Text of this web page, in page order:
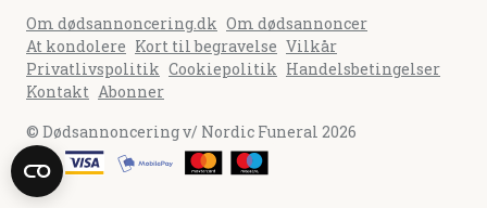
Om dødsannoncering.dk Om dødsannoncer
At kondolere Kort til begravelse Vilkår
Privatlivspolitik Cookiepolitik Handelsbetingelser
Kontakt Abonner
© Dødsannoncering v/ Nordic Funeral 2026